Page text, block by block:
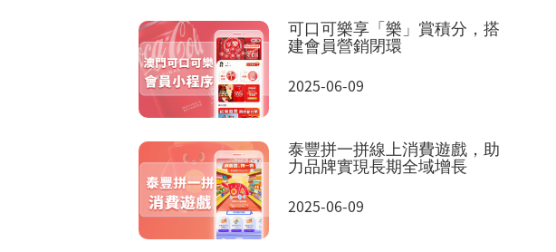
可口可樂享「樂」賞積分，搭
建會員營銷閉環
2025-06-09
泰豐拼一拼線上消費遊戲，助
力品牌實現長期全域增長
2025-06-09